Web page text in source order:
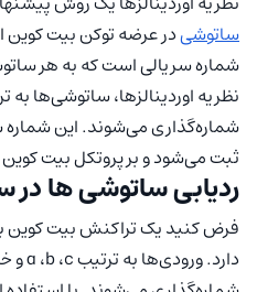
ساتوشیدر عرضه توکن بیت
شماره سریالی است که به هر
نظریه اوردینالزها، ساتوشی‌ها
شماره‌گذاری می‌شوند. این شماره
ثبت می‌شود و بر پروتکل بیت کوین
ردیابی ساتوشی ها در